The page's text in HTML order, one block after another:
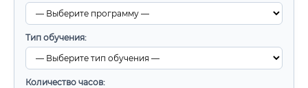
Тип обучения:
Количество часов: